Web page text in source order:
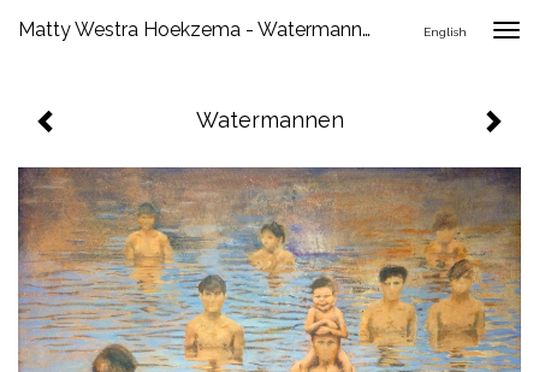
Matty Westra Hoekzema - Watermannen English
Watermannen